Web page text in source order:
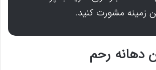
زمینه مشورت کنید.
دهانه رحم